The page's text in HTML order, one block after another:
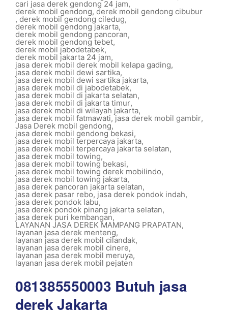
cari jasa derek gendong 24 jam,
derek mobil gendong, derek mobil gendong cibubur
, derek mobil gendong ciledug,
derek mobil gendong jakarta,
derek mobil gendong pancoran,
derek mobil gendong tebet,
derek mobil jabodetabek,
derek mobil jakarta 24 jam,
jasa derek mobil derek mobil kelapa gading,
jasa derek mobil dewi sartika,
jasa derek mobil dewi sartika jakarta,
jasa derek mobil di jabodetabek,
jasa derek mobil di jakarta selatan,
jasa derek mobil di jakarta timur,
jasa derek mobil di wilayah jakarta,
jasa derek mobil fatmawati,jasa derek mobil gambir,
Jasa Derek mobil gendong,
jasa derek mobil gendong bekasi,
jasa derek mobil terpercaya jakarta,
jasa derek mobil terpercaya jakarta selatan,
jasa derek mobil towing,
jasa derek mobil towing bekasi,
jasa derek mobil towing derek mobilindo,
jasa derek mobil towing jakarta,
jasa derek pancoran jakarta selatan,
jasa derek pasar rebo, jasa derek pondok indah,
jasa derek pondok labu,
jasa derek pondok pinang jakarta selatan,
jasa derek puri kembangan,
LAYANAN JASA DEREK MAMPANG PRAPATAN,
layanan jasa derek menteng,
layanan jasa derek mobil cilandak,
layanan jasa derek mobil cinere,
layanan jasa derek mobil meruya,
layanan jasa derek mobil pejaten
081385550003 Butuh jasa
derek Jakarta